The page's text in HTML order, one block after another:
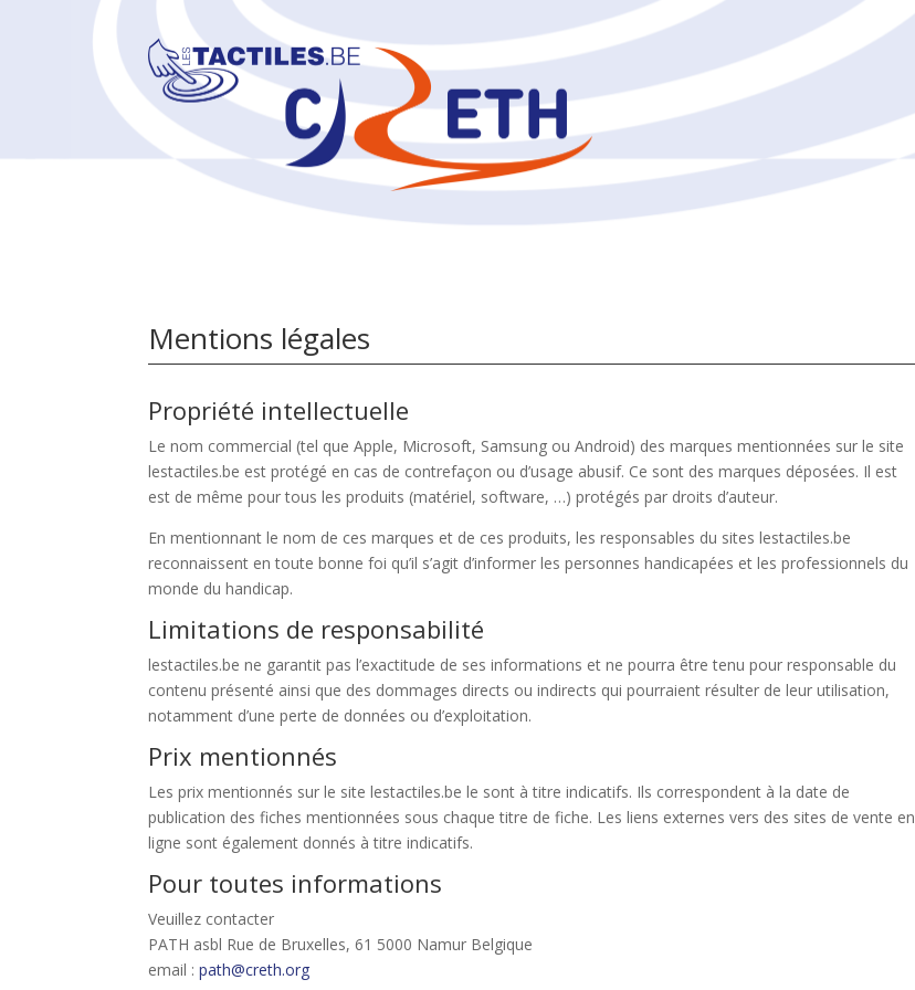
Mentions légales
Propriété intellectuelle
Le nom commercial (tel que Apple, Microsoft, Samsung ou Android) des marques mentionnées sur le site
lestactiles.be est protégé en cas de contrefaçon ou d’usage abusif. Ce sont des marques déposées. Il est
est de même pour tous les produits (matériel, software, …) protégés par droits d’auteur.
En mentionnant le nom de ces marques et de ces produits, les responsables du sites lestactiles.be
reconnaissent en toute bonne foi qu’il s’agit d’informer les personnes handicapées et les professionnels du
monde du handicap.
Limitations de responsabilité
lestactiles.be ne garantit pas l’exactitude de ses informations et ne pourra être tenu pour responsable du
contenu présenté ainsi que des dommages directs ou indirects qui pourraient résulter de leur utilisation,
notamment d’une perte de données ou d’exploitation.
Prix mentionnés
Les prix mentionnés sur le site lestactiles.be le sont à titre indicatifs. Ils correspondent à la date de
publication des fiches mentionnées sous chaque titre de fiche. Les liens externes vers des sites de vente en
ligne sont également donnés à titre indicatifs.
Pour toutes informations
Veuillez contacter
PATH asbl Rue de Bruxelles, 61 5000 Namur Belgique
email : path@creth.org